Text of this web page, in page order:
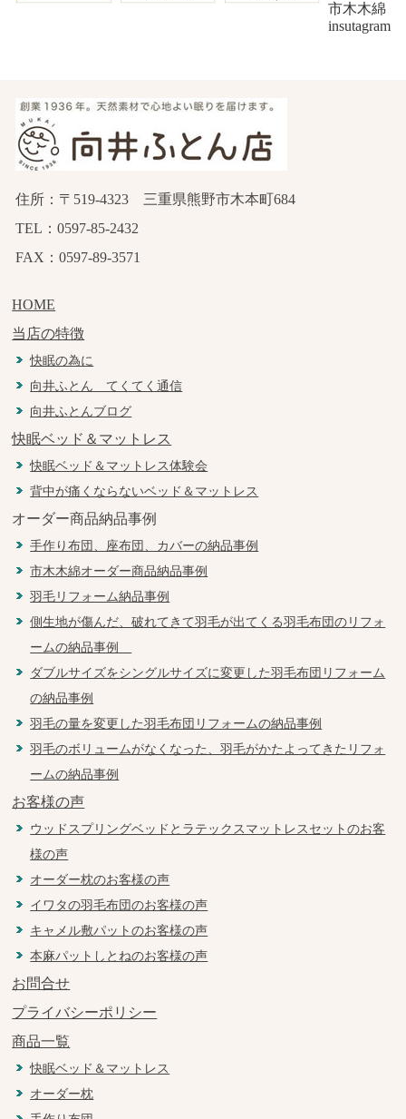
市木木綿
insutagram
住所：〒519-4323 三重県熊野市木本町684
TEL：0597-85-2432
FAX：0597-89-3571
HOME
当店の特徴
快眠の為に
向井ふとん てくてく通信
向井ふとんブログ
快眠ベッド＆マットレス
快眠ベッド＆マットレス体験会
背中が痛くならないベッド＆マットレス
オーダー商品納品事例
手作り布団、座布団、カバーの納品事例
市木木綿オーダー商品納品事例
羽毛リフォーム納品事例
側生地が傷んだ、破れてきて羽毛が出てくる羽毛布団のリフォ
ームの納品事例
ダブルサイズをシングルサイズに変更した羽毛布団リフォーム
の納品事例
羽毛の量を変更した羽毛布団リフォームの納品事例
羽毛のボリュームがなくなった、羽毛がかたよってきたリフォ
ームの納品事例
お客様の声
ウッドスプリングベッドとラテックスマットレスセットのお客
様の声
オーダー枕のお客様の声
イワタの羽毛布団のお客様の声
キャメル敷パットのお客様の声
本麻パットしとねのお客様の声
お問合せ
プライバシーポリシー
商品一覧
快眠ベッド＆マットレス
オーダー枕